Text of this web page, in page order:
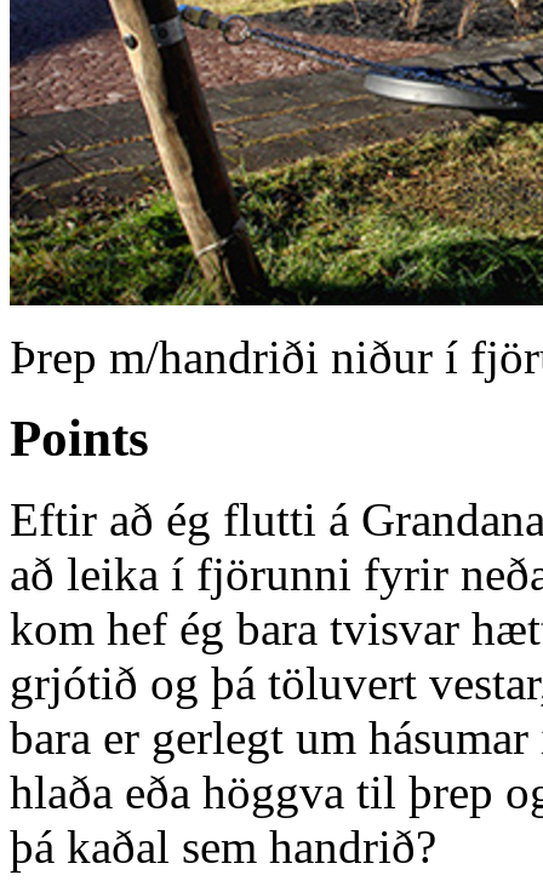
Þrep m/handriði niður í
Points
Eftir að ég flutti á
að leika í fjörunni fyrir
kom hef ég bara tvisvar
grjótið og þá töluvert
bara er gerlegt um
hlaða eða höggva til þrep
þá kaðal sem handrið?